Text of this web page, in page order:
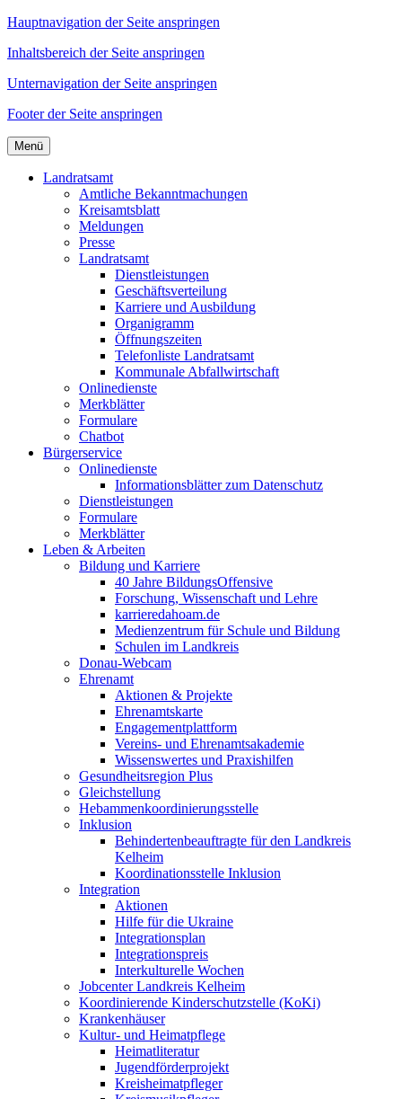
Hauptnavigation der Seite anspringen
Inhaltsbereich der Seite anspringen
Unternavigation der Seite anspringen
Footer der Seite anspringen
Menü
Landratsamt
Amtliche Bekanntmachungen
Kreisamtsblatt
Meldungen
Presse
Landratsamt
Dienstleistungen
Geschäftsverteilung
Karriere und Ausbildung
Organigramm
Öffnungszeiten
Telefonliste Landratsamt
Kommunale Abfallwirtschaft
Onlinedienste
Merkblätter
Formulare
Chatbot
Bürgerservice
Onlinedienste
Informationsblätter zum Datenschutz
Dienstleistungen
Formulare
Merkblätter
Leben & Arbeiten
Bildung und Karriere
40 Jahre BildungsOffensive
Forschung, Wissenschaft und Lehre
karrieredahoam.de
Medienzentrum für Schule und Bildung
Schulen im Landkreis
Donau-Webcam
Ehrenamt
Aktionen & Projekte
Ehrenamtskarte
Engagementplattform
Vereins- und Ehrenamtsakademie
Wissenswertes und Praxishilfen
Gesundheitsregion Plus
Gleichstellung
Hebammenkoordinierungsstelle
Inklusion
Behindertenbeauftragte für den Landkreis
Kelheim
Koordinationsstelle Inklusion
Integration
Aktionen
Hilfe für die Ukraine
Integrationsplan
Integrationspreis
Interkulturelle Wochen
Jobcenter Landkreis Kelheim
Koordinierende Kinderschutzstelle (KoKi)
Krankenhäuser
Kultur- und Heimatpflege
Heimatliteratur
Jugendförderprojekt
Kreisheimatpfleger